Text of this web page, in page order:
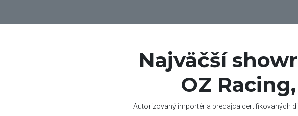
Najväčší
OZ
Autorizovaný importér a predajca certifikovaných